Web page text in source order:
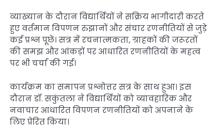
व्याख्यान के दौरान विद्यार्थियों ने सक्रिय भागीदारी करते
हुए वर्तमान विपणन रुझानों और संचार रणनीतियों से जुड़े
कई प्रश्न पूछे। सत्र में रचनात्मकता, ग्राहकों की जरूरतों
की समझ और आंकड़ों पर आधारित रणनीतियों के महत्व
पर भी चर्चा की गई।
कार्यक्रम का समापन प्रश्नोत्तर सत्र के साथ हुआ। इस
दौरान डॉ. सकुंतला ने विद्यार्थियों को व्यावहारिक और
नवाचार आधारित विपणन रणनीतियों को अपनाने के
लिए प्रेरित किया।